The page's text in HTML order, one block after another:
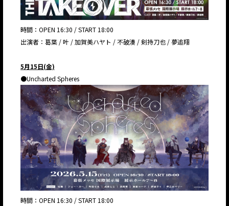
時間：OPEN 16:30 / START 18:00
出演者：葛葉 / 叶 / 加賀美ハヤト / 不破湊 / 剣持刀也 / 夢追翔
5月15日(金)
●Uncharted Spheres
時間：OPEN 16:30 / START 18:00